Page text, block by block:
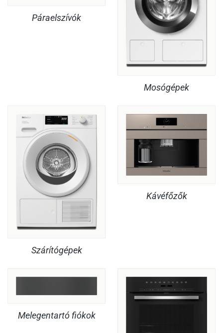
Páraelszívók
Mosógépek
Szárítógépek
Kávéfőzők
Melegentartó fiókok